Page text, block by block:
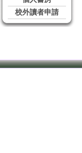
校外讀者申請